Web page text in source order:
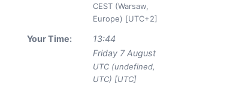
CEST (Warsaw,
Europe) [UTC+2]
Your Time: 13:44
Friday 7 August
UTC (undefined,
UTC) [UTC]